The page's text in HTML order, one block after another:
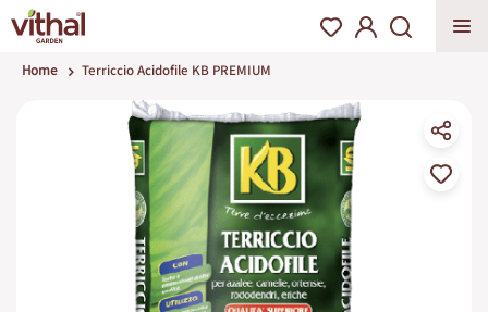
Home Terriccio Acidofile KB PREMIUM